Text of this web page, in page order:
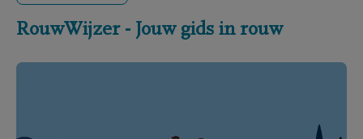
RouwWijzer - Jouw gids in rouw